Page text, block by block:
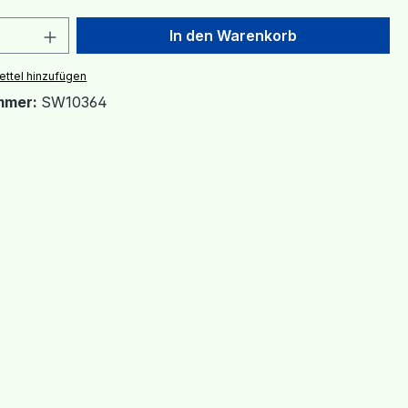
Anzahl: Gib den gewünschten Wert
In den Warenkorb
hinzufügen
SW10364